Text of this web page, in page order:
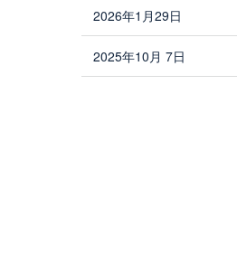
2026年1月29日
2025年10月 7日